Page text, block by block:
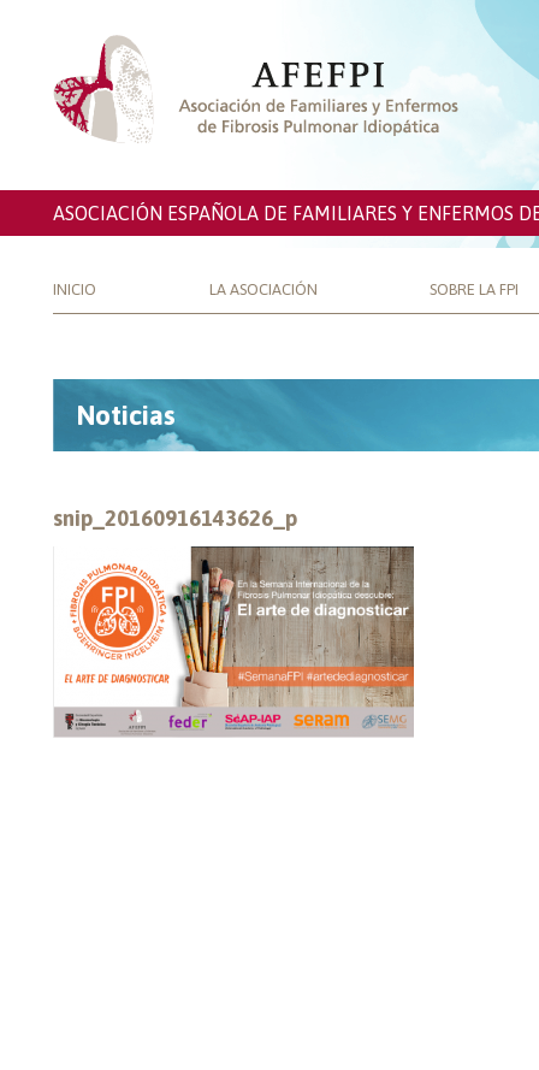
ASOCIACIÓN ESPAÑOLA DE FAMILIARES Y ENFERMOS
INICIO LA ASOCIACIÓN SOBRE LA FPI
Noticias
snip_20160916143626_p